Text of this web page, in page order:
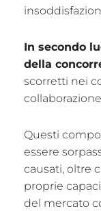
In secondo
della
scorretti nei
Questi
essere
causati, oltre
proprie
del mercato